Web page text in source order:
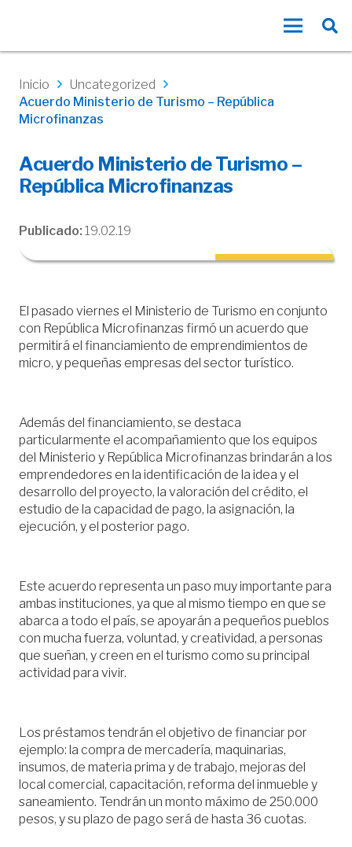
Inicio
Uncategorized
Acuerdo Ministerio de Turismo – República
Microfinanzas
Acuerdo Ministerio de Turismo –
República Microfinanzas
Publicado: 19.02.19
El pasado viernes el Ministerio de Turismo en conjunto
con República Microfinanzas firmó un acuerdo que
permitirá el financiamiento de emprendimientos de
micro, y pequeñas empresas del sector turístico.
Además del financiamiento, se destaca
particularmente el acompañamiento que los equipos
del Ministerio y República Microfinanzas brindarán a los
emprendedores en la identificación de la idea y el
desarrollo del proyecto, la valoración del crédito, el
estudio de la capacidad de pago, la asignación, la
ejecución, y el posterior pago.
Este acuerdo representa un paso muy importante para
ambas instituciones, ya que al mismo tiempo en que se
abarca a todo el país, se apoyarán a pequeños pueblos
con mucha fuerza, voluntad, y creatividad, a personas
que sueñan, y creen en el turismo como su principal
actividad para vivir.
Los préstamos tendrán el objetivo de financiar por
ejemplo: la compra de mercadería, maquinarias,
insumos, de materia prima y de trabajo, mejoras del
local comercial, capacitación, reforma del inmueble y
saneamiento. Tendrán un monto máximo de 250.000
pesos, y su plazo de pago será de hasta 36 cuotas.